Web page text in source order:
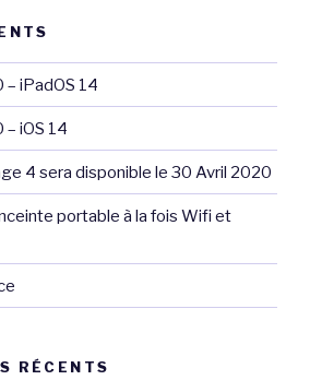
iPadOS 14
iOS 14
4 sera disponible le 30 Avril 2020
portable à la fois Wifi et
RÉCENTS